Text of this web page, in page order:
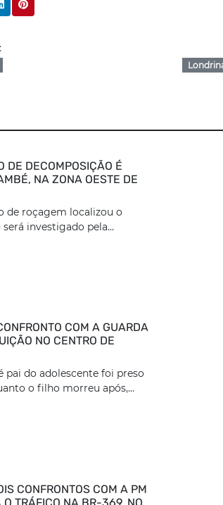
DE DECOMPOSIÇÃO É
NA ZONA OESTE DE
de roçagem localizou o
investigado pela...
COM A GUARDA
NO CENTRO DE
pai do adolescente foi preso
o filho morreu após,...
CONFRONTOS COM A PM
O TRÁFICO NA BR-369, NO